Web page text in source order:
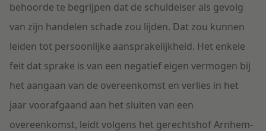
behoorde te begrijpen dat de schuldeiser als gevolg
van zijn handelen schade zou lijden. Dat zou kunnen
leiden tot persoonlijke aansprakelijkheid. Het enkele
feit dat sprake is van een negatief eigen vermogen bij
het aangaan van de overeenkomst en verlies in het
jaar voorafgaand aan het sluiten van een
overeenkomst, leidt volgens het gerechtshof Arnhem-